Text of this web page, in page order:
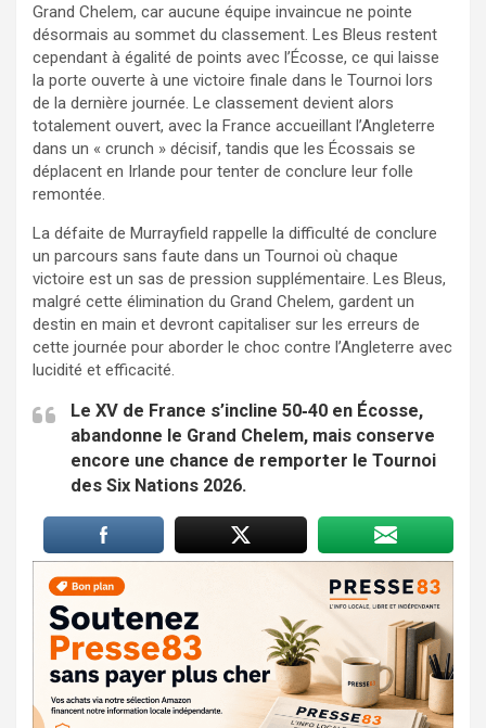
Grand Chelem, car aucune équipe invaincue ne pointe
désormais au sommet du classement. Les Bleus restent
cependant à égalité de points avec l’Écosse, ce qui laisse
la porte ouverte à une victoire finale dans le Tournoi lors
de la dernière journée. Le classement devient alors
totalement ouvert, avec la France accueillant l’Angleterre
dans un « crunch » décisif, tandis que les Écossais se
déplacent en Irlande pour tenter de conclure leur folle
remontée.
La défaite de Murrayfield rappelle la difficulté de conclure
un parcours sans faute dans un Tournoi où chaque
victoire est un sas de pression supplémentaire. Les Bleus,
malgré cette élimination du Grand Chelem, gardent un
destin en main et devront capitaliser sur les erreurs de
cette journée pour aborder le choc contre l’Angleterre avec
lucidité et efficacité.
Le XV de France s’incline 50‑40 en Écosse,
abandonne le Grand Chelem, mais conserve
encore une chance de remporter le Tournoi
des Six Nations 2026.